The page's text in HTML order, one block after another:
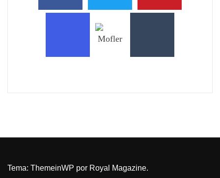
Tema: ThemeinWP por Royal Magazine.